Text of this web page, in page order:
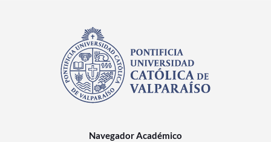
Navegador Académico